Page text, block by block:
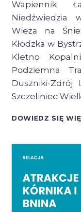
Wapiennik
Niedźwiedzia
Wieża na
Kłodzka w
Kletno
Podziemna
Duszniki-Zdrój
Szczeliniec
DOWIEDZ SIĘ